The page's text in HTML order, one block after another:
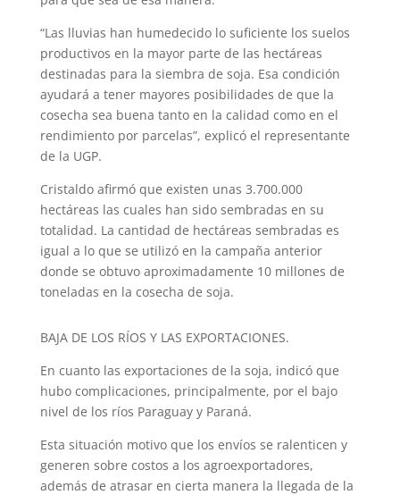
“Las lluvias han humedecido lo suficiente los suelos
productivos en la mayor parte de las hectáreas
destinadas para la siembra de soja. Esa condición
ayudará a tener mayores posibilidades de que la
cosecha sea buena tanto en la calidad como en el
rendimiento por parcelas”, explicó el representante
de la UGP.
Cristaldo afirmó que existen unas 3.700.000
hectáreas las cuales han sido sembradas en su
totalidad. La cantidad de hectáreas sembradas es
igual a lo que se utilizó en la campaña anterior
donde se obtuvo aproximadamente 10 millones de
toneladas en la cosecha de soja.
BAJA DE LOS RÍOS Y LAS EXPORTACIONES.
En cuanto las exportaciones de la soja, indicó que
hubo complicaciones, principalmente, por el bajo
nivel de los ríos Paraguay y Paraná.
Esta situación motivo que los envíos se ralenticen y
generen sobre costos a los agroexportadores,
además de atrasar en cierta manera la llegada de la